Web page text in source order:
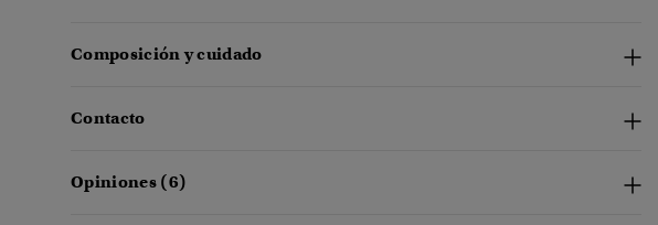
Composición y cuidado
Contacto
Opiniones (6)